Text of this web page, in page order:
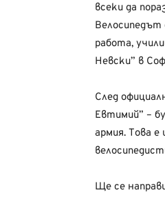
всеки да
Велосипедът
работа,
Невски” в
След
Евтимий” –
армия. Това
Ще се